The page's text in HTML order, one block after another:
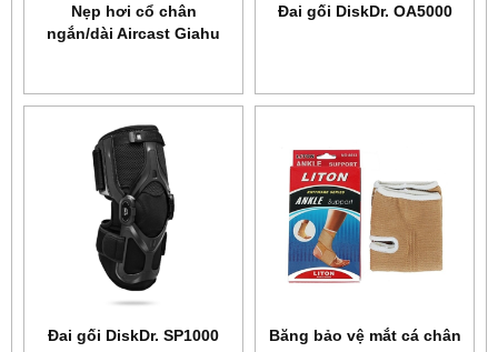
Nẹp hơi cổ chân
ngắn/dài Aircast Giahu
Đai gối DiskDr. OA5000
Đai gối DiskDr. SP1000
Băng bảo vệ mắt cá chân